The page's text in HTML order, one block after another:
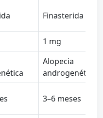
Finasterida
1 mg
Alopecia
androgenética
3–6 meses